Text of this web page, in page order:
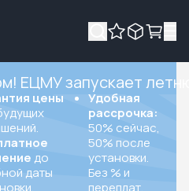
ЕЦМУ запускает
цены
до
даты
Удобная
рассрочка:
50% сейчас,
50% после
установки.
Без % и
переплат.